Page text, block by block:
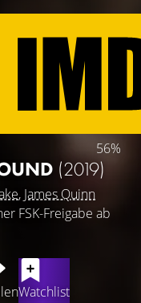
56%
(2019)
, James Quinn
FSK-Freigabe ab
Watchlist